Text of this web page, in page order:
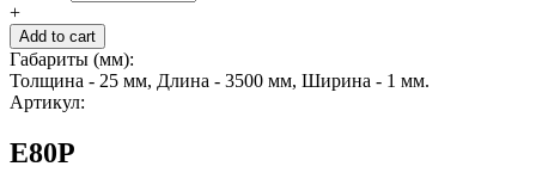
+
Габариты (мм):
Толщина - 25 мм, Длина - 3500 мм, Ширина - 1 мм.
Артикул:
E80P